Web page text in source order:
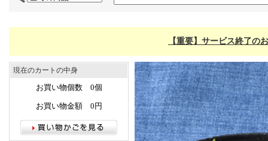
【重要】サービス終了の
現在のカートの中身
お買い物個数 0個
お買い物金額 0円